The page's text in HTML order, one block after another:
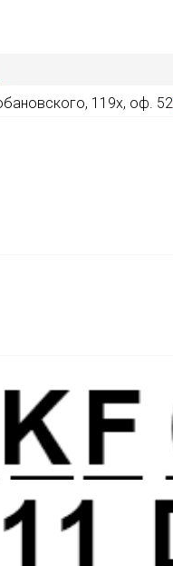
119х, оф. 52